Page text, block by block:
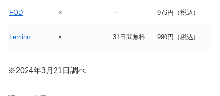
FOD × － 976円（税込）
Lemino × 31日間無料 990円（税込）
※2024年3月21日調べ